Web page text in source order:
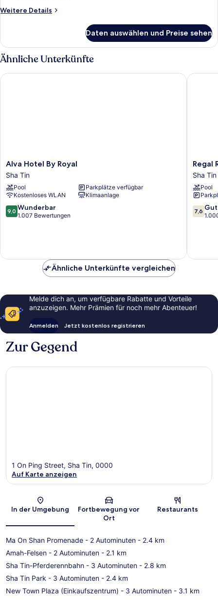
anzeigen
Weitere Details
Weitere
Zimmer,
1 King-
Bett,
Daten auswählen und Preise sehen
Ähnliche Unterkünfte
Alva
Hotel
By
Royal
Sha
Tin
Alva Hotel By Royal
Sha Tin
Pool
Parkplätze verfügbar
Kostenloses WLAN
Klimaanlage
9.0
von
9,0 Wunderbar
1.007 Bewertungen
Alva Hotel By Royal
Regal
Hotel
Sha
Tin
Wai
Regal
Sha Tin
Pool
7.6
von
7,6 Gut
Regal
Ähnliche Unterkünfte vergleichen
Melde dich an, um verfügbare Rabatte und Vorteile
anzuzeigen. Mehr Prämien für noch mehr Abenteuer!
Anmelden Jetzt kostenlos registrieren
Zur Gegend
Karte
1 On Ping Street, Sha Tin, 0000
Auf Karte anzeigen
In der Umgebung
Fortbewegung vor
Ort
Restaurants
Ma On Shan Promenade - 2 Autominuten - 2.4 km
Amah-Felsen - 2 Autominuten - 2.1 km
Sha Tin-Pferderennbahn - 3 Autominuten - 2.8 km
Sha Tin Park - 3 Autominuten - 2.4 km
New Town Plaza (Einkaufszentrum) - 3 Autominuten - 3.1 km